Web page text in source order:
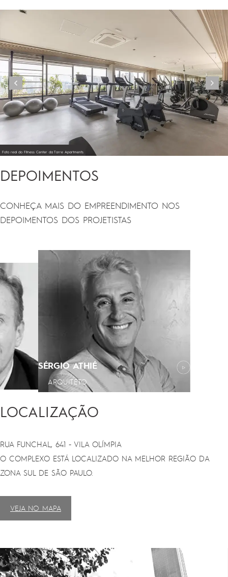
Foto real do Fitness Center da Torre Apartments
DEPOIMENTOS
CONHEÇA MAIS DO EMPREENDIMENTO NOS
DEPOIMENTOS DOS PROJETISTAS
SÉRGIO ATHIÉ
ARQUITETO
LOCALIZAÇÃO
RUA FUNCHAL, 641 - VILA OLÍMPIA
O COMPLEXO ESTÁ LOCALIZADO NA MELHOR REGIÃO DA
ZONA SUL DE SÃO PAULO.
VEJA NO MAPA